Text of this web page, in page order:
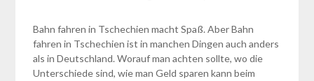
Bahn fahren in Tschechien macht Spaß. Aber Bahn
fahren in Tschechien ist in manchen Dingen auch anders
als in Deutschland. Worauf man achten sollte, wo die
Unterschiede sind, wie man Geld sparen kann beim